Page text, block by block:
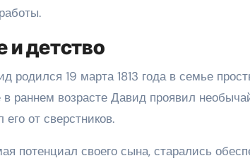
и детство
родился 19 марта 1813 года в семье
раннем возрасте Давид проявил
от сверстников.
потенциал своего сына, старались